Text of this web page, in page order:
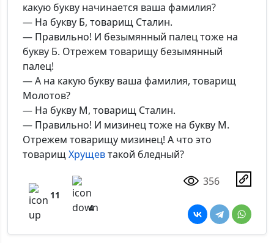
какую букву начинается ваша фамилия?
— На букву Б, товарищ Сталин.
— Правильно! И безымянный палец тоже на
букву Б. Отрежем товарищу безымянный
палец!
— А на какую букву ваша фамилия, товарищ
Молотов?
— На букву М, товарищ Сталин.
— Правильно! И мизинец тоже на букву М.
Отрежем товарищу мизинец! А что это
товарищХрущевтакой бледный?
11
4
356